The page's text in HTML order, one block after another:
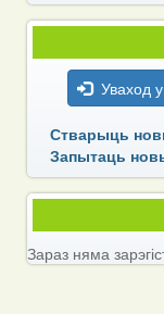
Уваход
Стварыць
Запытаць
Зараз няма